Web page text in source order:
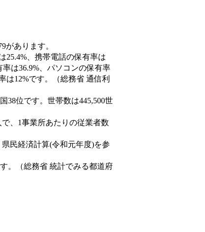
があります。
25.4%、携帯電話の保有率は
は36.9%、パソコンの保有率
は12%です。（総務省 通信利
38位です。世帯数は445,500世
、1事業所あたりの従業者数
民経済計算(令和元年度)を参
。（総務省 統計でみる都道府